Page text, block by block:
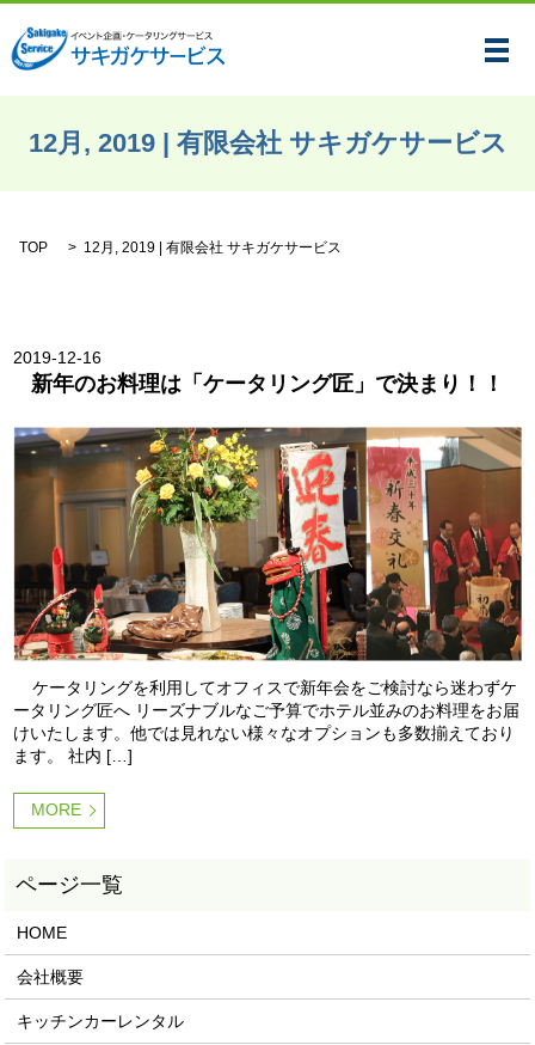
メ
12月, 2019 | 有限会社 サキガケサービス
TOP 12月, 2019 | 有限会社 サキガケサービス
2019-12-16
新年のお料理は「ケータリング匠」で決まり！！
ケータリングを利用してオフィスで新年会をご検討なら迷わずケ
ータリング匠へ リーズナブルなご予算でホテル並みのお料理をお届
けいたします。他では見れない様々なオプションも多数揃えており
ます。 社内 […]
MORE
HOME
会社概要
キッチンカーレンタル